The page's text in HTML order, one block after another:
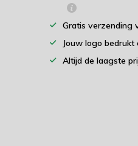
Gratis verzending
Jouw logo
Altijd de laagste